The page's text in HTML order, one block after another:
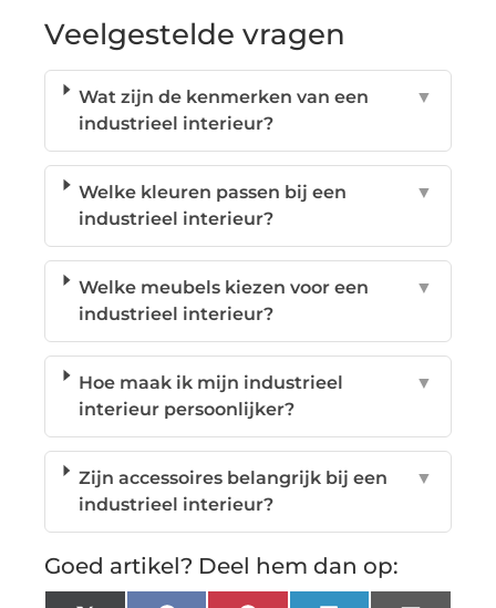
Veelgestelde vragen
Wat zijn de kenmerken van een
industrieel interieur?
▼
Welke kleuren passen bij een
industrieel interieur?
▼
Welke meubels kiezen voor een
industrieel interieur?
▼
Hoe maak ik mijn industrieel
interieur persoonlijker?
▼
Zijn accessoires belangrijk bij een
industrieel interieur?
▼
Goed artikel? Deel hem dan op: